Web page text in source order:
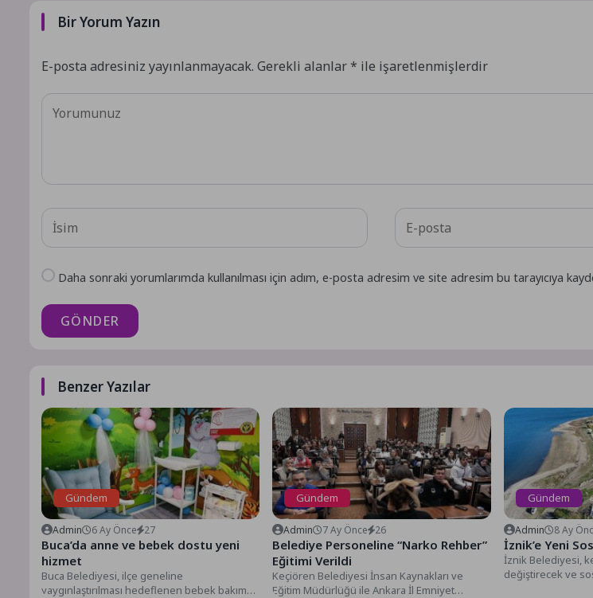
Bir Yorum Yazın
E-posta adresiniz yayınlanmayacak. Gerekli alanlar* ile işaretlenmişlerdir
Daha sonraki yorumlarımda kullanılması için adım, e-posta adresim ve site adresim bu tarayıcıya
GÖNDER
Benzer Yazılar
Gündem
Admin 6 Ay Önce 27
Buca’da anne ve bebek dostu yeni
hizmet
Buca Belediyesi, ilçe geneline
yaygınlaştırılması hedeflenen bebek bakım
Gündem
Admin 7 Ay Önce 26
Belediye Personeline “Narko Rehber”
Eğitimi Verildi
Keçiören Belediyesi İnsan Kaynakları ve
Eğitim Müdürlüğü ile Ankara İl Emniyet
Gündem
Admin 8 Ay
İznik’e Yeni
İznik Belediyesi,
değiştirecek ve